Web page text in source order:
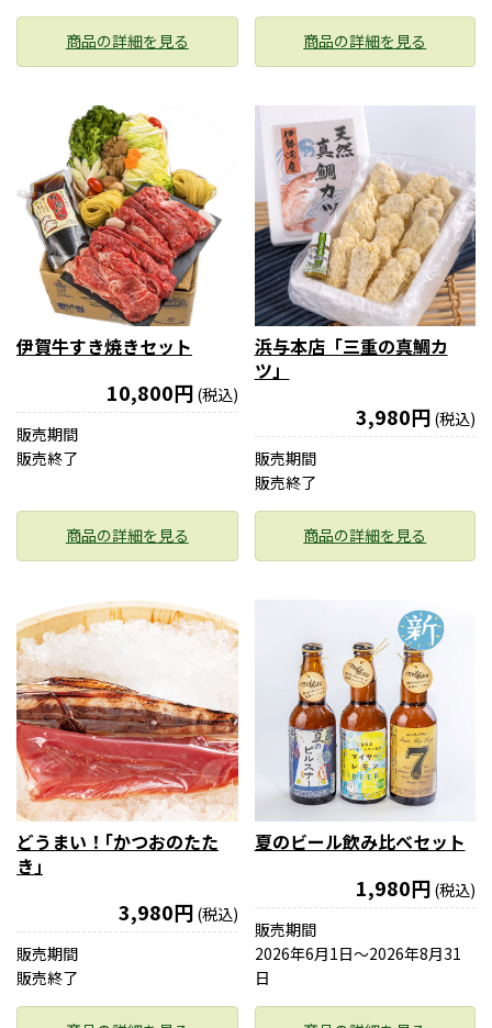
商品の詳細を見る 商品の詳細を見る
伊賀牛すき焼きセット
10,800円 (税込)
販売期間
販売終了
商品の詳細を見る
浜与本店「三重の真鯛カ
ツ」
3,980円 (税込)
販売期間
販売終了
商品の詳細を見る
どうまい！｢かつおのたた
き｣
3,980円 (税込)
販売期間
販売終了
夏のビール飲み比べセット
1,980円 (税込)
販売期間
2026年6月1日〜2026年8月31
日